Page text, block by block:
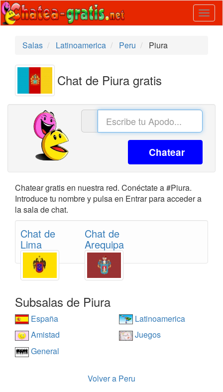
Salas
Latinoamerica Peru Piura
Chat de Piura gratis
Chatear
Chatear gratis en nuestra red. Conéctate a #Piura.
Introduce tu nombre y pulsa en Entrar para acceder a
la sala de chat.
Chat de
Lima
Chat de
Arequipa
Subsalas de Piura
España
Latinoamerica
Amistad
Juegos
General
Volver a Peru